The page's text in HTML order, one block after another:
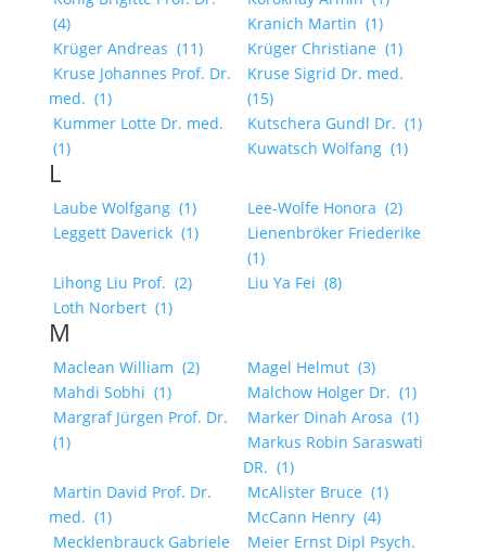
(4)
Kranich Martin (1)
Krüger Andreas (11) Krüger Christiane (1)
Kruse Johannes Prof. Dr.
med. (1)
Kruse Sigrid Dr. med.
(15)
Kummer Lotte Dr. med.
(1)
Kutschera Gundl Dr. (1)
Kuwatsch Wolfang (1)
L
Laube Wolfgang (1) Lee-Wolfe Honora (2)
Leggett Daverick (1)
Lienenbröker Friederike
(1)
Lihong Liu Prof. (2) Liu Ya Fei (8)
Loth Norbert (1)
M
Maclean William (2) Magel Helmut (3)
Mahdi Sobhi (1) Malchow Holger Dr. (1)
Margraf Jürgen Prof. Dr.
(1)
Marker Dinah Arosa (1)
Markus Robin Saraswati
DR. (1)
Martin David Prof. Dr.
med. (1)
McAlister Bruce (1)
McCann Henry (4)
Mecklenbrauck Gabriele
Meier Ernst Dipl Psych.